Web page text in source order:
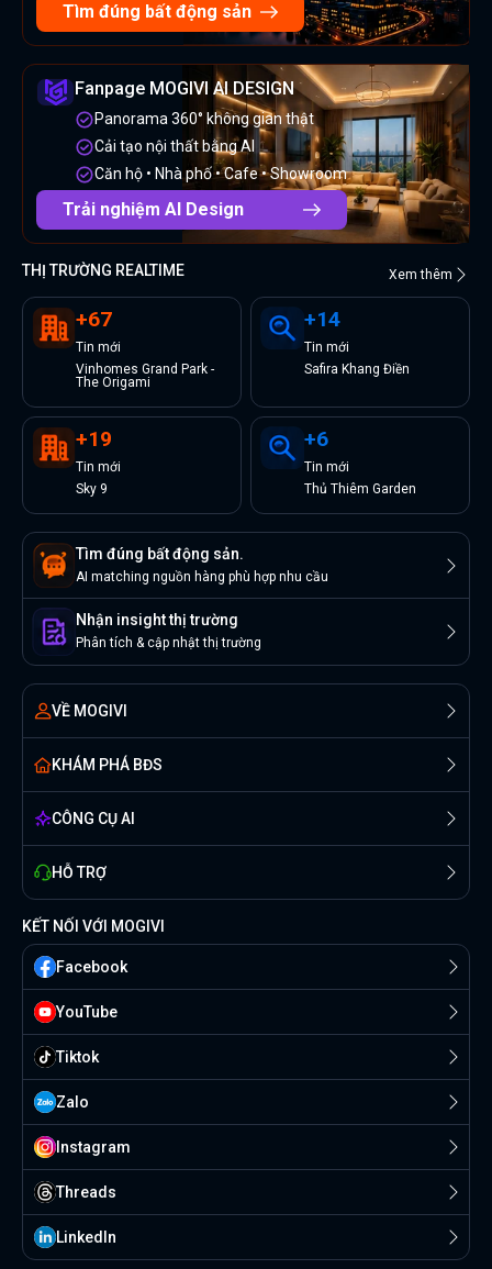
Tìm đúng bất động sản
Fanpage MOGIVI AI DESIGN
Panorama 360° không gian thật
Cải tạo nội thất bằng AI
Căn hộ • Nhà phố • Cafe • Showroom
Trải nghiệm AI Design
THỊ TRƯỜNG REALTIME Xem thêm
+67
Tin mới
Vinhomes Grand Park -
The Origami
+14
Tin mới
Safira Khang Điền
+19
Tin mới
Sky 9
+6
Tin mới
Thủ Thiêm Garden
Tìm đúng bất động sản.
AI matching nguồn hàng phù hợp nhu cầu
Nhận insight thị trường
Phân tích & cập nhật thị trường
VỀ MOGIVI
KHÁM PHÁ BĐS
CÔNG CỤ AI
HỖ TRỢ
KẾT NỐI VỚI MOGIVI
Facebook
YouTube
Tiktok
Zalo
Instagram
Threads
Linkedln